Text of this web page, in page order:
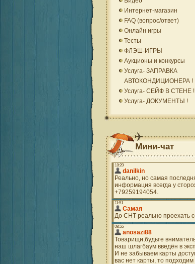
Интернет-магазин
FAQ (вопрос/ответ)
Онлайн игры
Тесты
ФЛЭШ-ИГРЫ
Аукционы и конкурсы
Услуга- ЗАПРАВКА
АВТОКОНДИЦИОНЕРА !
Услуга- СЕЙФ В СТЕНЕ !
Услуга- ДОКУМЕНТЫ !
Мини-чат